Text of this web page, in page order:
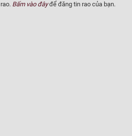
XUẤT XỨ
Bấm vào đâyđể đăng tin rao của bạn.